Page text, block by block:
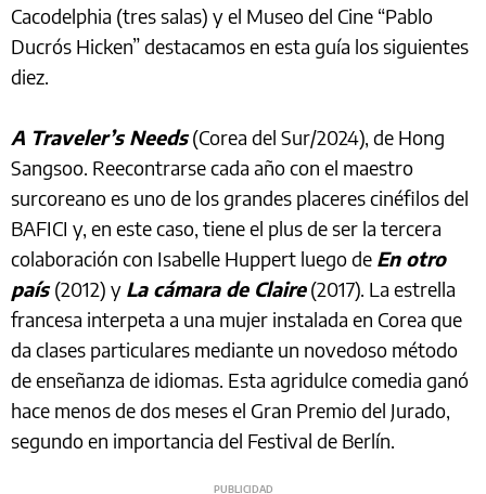
Cacodelphia (tres salas) y el Museo del Cine “Pablo
Ducrós Hicken” destacamos en esta guía los siguientes
diez.
A Traveler’s Needs(Corea del Sur/2024), de Hong
Sangsoo. Reecontrarse cada año con el maestro
surcoreano es uno de los grandes placeres cinéfilos del
BAFICI y, en este caso, tiene el plus de ser la tercera
colaboración con Isabelle Huppert luego de En otro
país(2012) y La cámara de Claire(2017). La estrella
francesa interpeta a una mujer instalada en Corea que
da clases particulares mediante un novedoso método
de enseñanza de idiomas. Esta agridulce comedia ganó
hace menos de dos meses el Gran Premio del Jurado,
segundo en importancia del Festival de Berlín.